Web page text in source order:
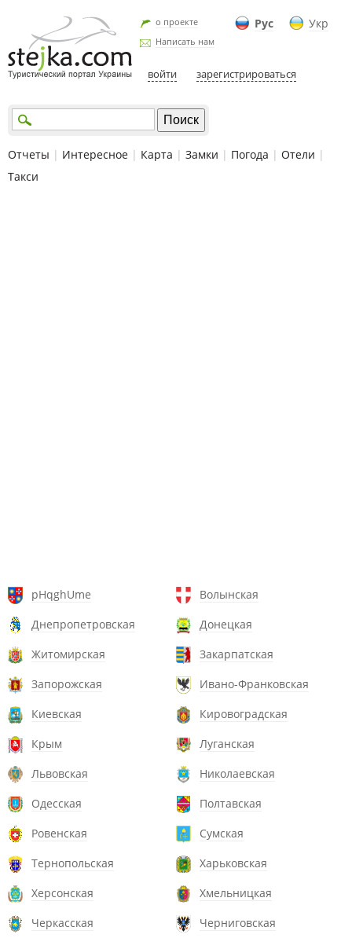
Рус Укр
о проекте
Написать нам
войти зарегистрироваться
Отчеты | Интересное | Карта | Замки | Погода | Отели |
Такси
pHqghUme
Волынская
Днепропетровская
Донецкая
Житомирская
Закарпатская
Запорожская
Ивано-Франковская
Киевская
Кировоградская
Крым
Луганская
Львовская
Николаевская
Одесская
Полтавская
Ровенская
Сумская
Тернопольская
Харьковская
Херсонская
Хмельницкая
Черкасская
Черниговская